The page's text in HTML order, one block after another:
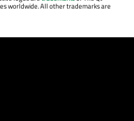
worldwide. All other trademarks are